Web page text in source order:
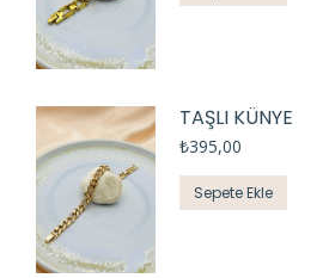
TAŞLI KÜNYE
₺395,00
Sepete Ekle